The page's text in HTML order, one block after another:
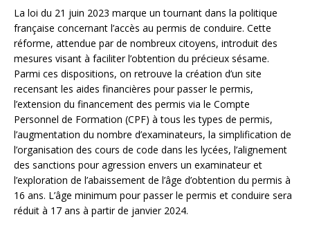
La loi du 21 juin 2023 marque un tournant dans la politique
française concernant l’accès au permis de conduire. Cette
réforme, attendue par de nombreux citoyens, introduit des
mesures visant à faciliter l’obtention du précieux sésame.
Parmi ces dispositions, on retrouve la création d’un site
recensant les aides financières pour passer le permis,
l’extension du financement des permis via le Compte
Personnel de Formation (CPF) à tous les types de permis,
l’augmentation du nombre d’examinateurs, la simplification de
l’organisation des cours de code dans les lycées, l’alignement
des sanctions pour agression envers un examinateur et
l’exploration de l’abaissement de l’âge d’obtention du permis à
16 ans. L’âge minimum pour passer le permis et conduire sera
réduit à 17 ans à partir de janvier 2024.